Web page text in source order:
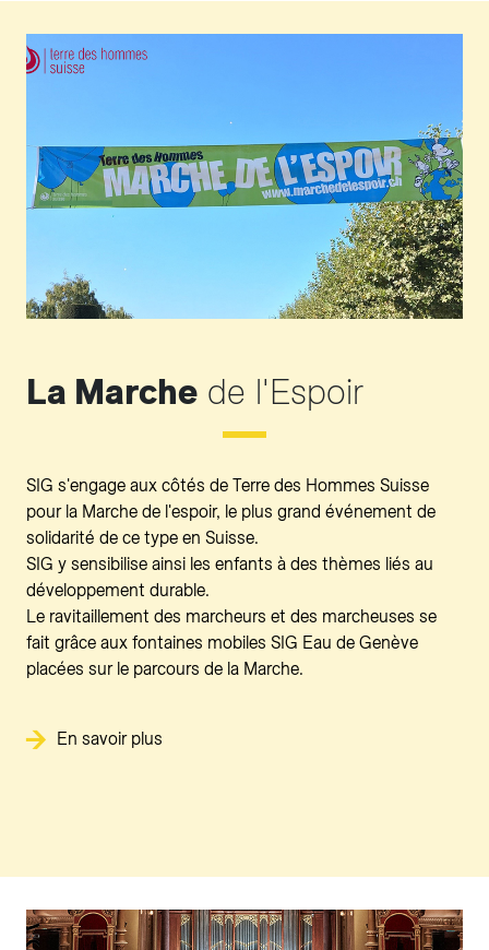
La Marche de l'Espoir
SIG s'engage aux côtés de Terre des Hommes Suisse
pour la Marche de l'espoir, le plus grand événement de
solidarité de ce type en Suisse.
SIG y sensibilise ainsi les enfants à des thèmes liés au
développement durable.
Le ravitaillement des marcheurs et des marcheuses se
fait grâce aux fontaines mobiles SIG Eau de Genève
placées sur le parcours de la Marche.
En savoir plus